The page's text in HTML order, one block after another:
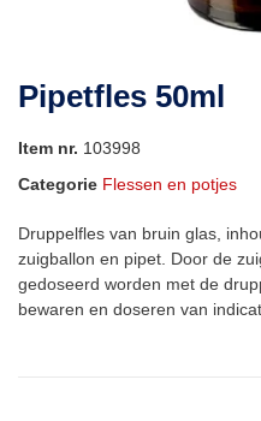
Pipetfles 50ml
Item nr. 103998
Categorie Flessen en potjes
Druppelfles van bruin glas,
zuigballon en pipet. Door de
gedoseerd worden met de
bewaren en doseren van